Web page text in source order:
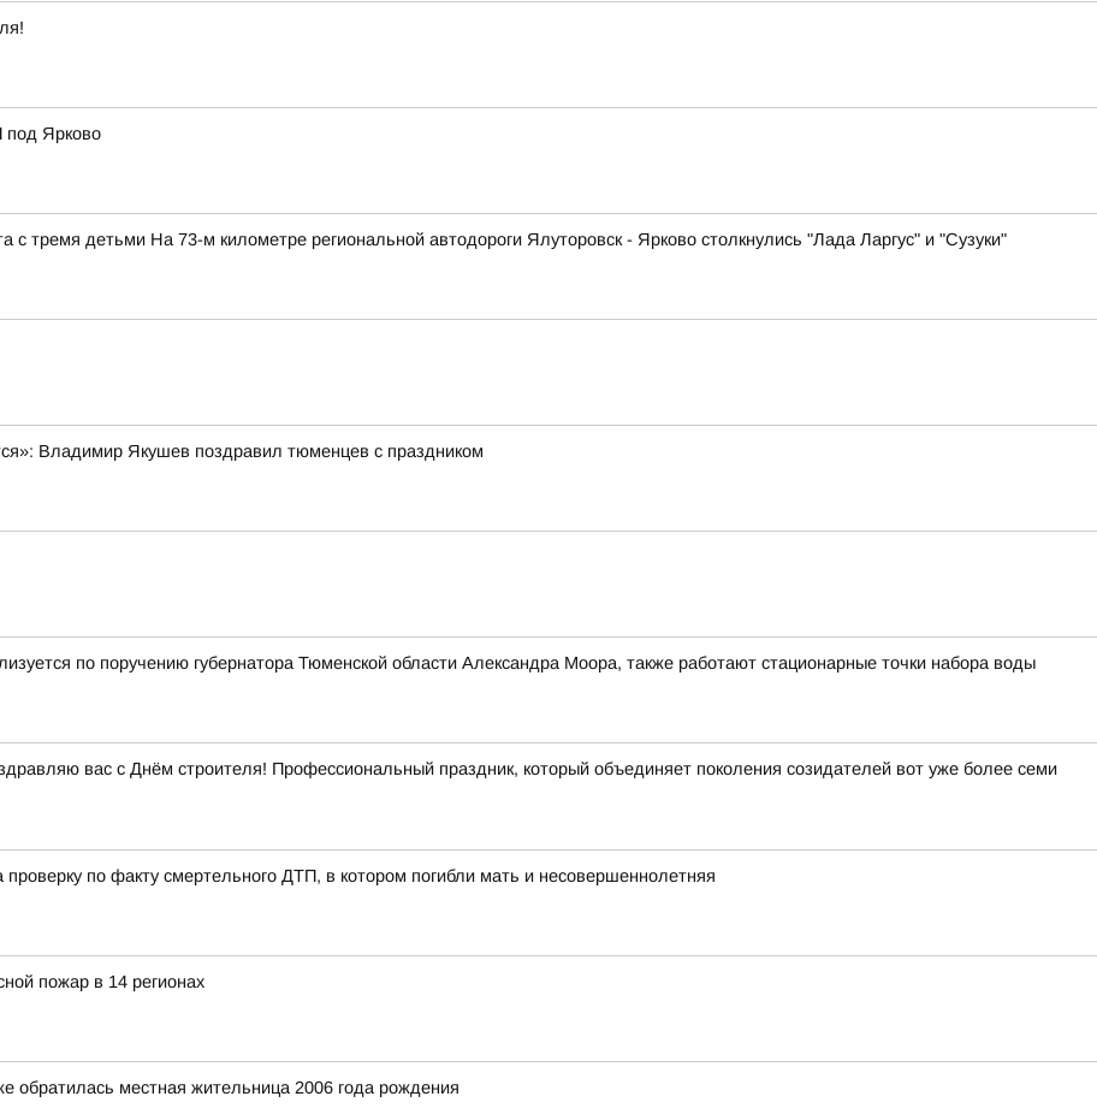
под Ярково
с тремя детьми На 73-м километре региональной автодороги Ялуторовск - Ярково столкнулись "Лада Ларгус" и "Сузуки"
Владимир Якушев поздравил тюменцев с праздником
по поручению губернатора Тюменской области Александра Моора, также работают стационарные точки набора воды
вас с Днём строителя! Профессиональный праздник, который объединяет поколения созидателей вот уже более семи
проверку по факту смертельного ДТП, в котором погибли мать и несовершеннолетняя
пожар в 14 регионах
обратилась местная жительница 2006 года рождения